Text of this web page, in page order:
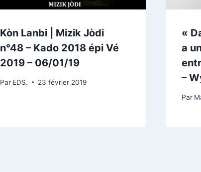
Kòn Lanbi | Mizik Jòdi
n°48 – Kado 2018 épi Vé
2019 – 06/01/19
Par EDS. 23 février 2019
«
a
–
Par